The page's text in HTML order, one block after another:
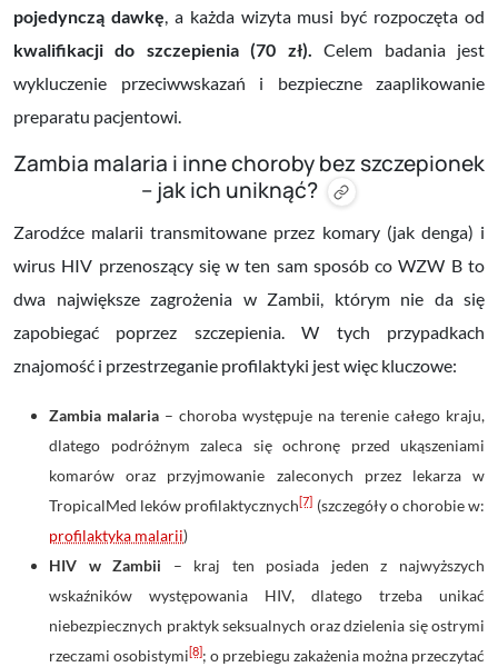
pojedynczą dawkę, a każda wizyta musi być rozpoczęta od
kwalifikacji do szczepienia (70 zł).Celem badania jest
wykluczenie przeciwwskazań i bezpieczne zaaplikowanie
preparatu pacjentowi.
Zambia malaria i inne choroby bez szczepionek
– jak ich uniknąć?
Zarodźce malarii transmitowane przez komary (jak denga) i
wirus HIV przenoszący się w ten sam sposób co WZW B to
dwa największe zagrożenia w Zambii, którym nie da się
zapobiegać poprzez szczepienia. W tych przypadkach
znajomość i przestrzeganie profilaktyki jest więc kluczowe:
Zambia malaria – choroba występuje na terenie całego kraju,
dlatego podróżnym zaleca się ochronę przed ukąszeniami
komarów oraz przyjmowanie zaleconych przez lekarza w
TropicalMed leków profilaktycznych[7] (szczegóły o chorobie w:
profilaktyka malarii)
HIV w Zambii – kraj ten posiada jeden z najwyższych
wskaźników występowania HIV, dlatego trzeba unikać
niebezpiecznych praktyk seksualnych oraz dzielenia się ostrymi
rzeczami osobistymi[8]; o przebiegu zakażenia można przeczytać